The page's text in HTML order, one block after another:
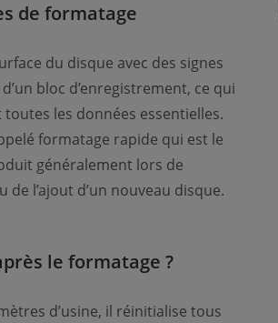
de formatage
du disque avec des signes
bloc d’enregistrement, ce qui
toutes les données essentielles.
formatage rapide qui est le
généralement lors de
l’ajout d’un nouveau disque.
le formatage ?
d’usine, il réinitialise tous